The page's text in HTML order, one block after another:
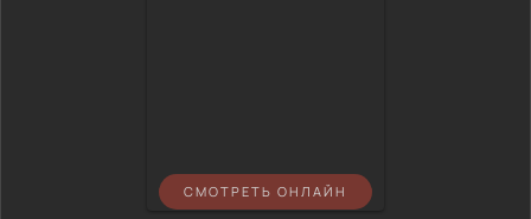
СМОТРЕТЬ ОНЛАЙН